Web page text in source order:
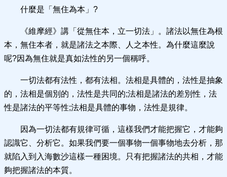
什麼是「無住為本」?
《維摩經》講「從無住本，立一切法」。諸法以無住為根
本，無住本者，就是諸法之本際、人之本性。為什麼這麼說
呢?因為無住就是真如法性的另一個稱呼。
一切法都有法性，都有法相。法相是具體的，法性是抽象
的，法相是個別的，法性是共同的;法相是諸法的差別性，法
性是諸法的平等性;法相是具體的事物，法性是規律。
因為一切法都有規律可循，這樣我們才能把握它，才能夠
認識它、分析它。如果我們要一個事物一個事物地去分析，那
就陷入到入海數沙這樣一種困境。只有把握諸法的共相，才能
夠把握諸法的本質。